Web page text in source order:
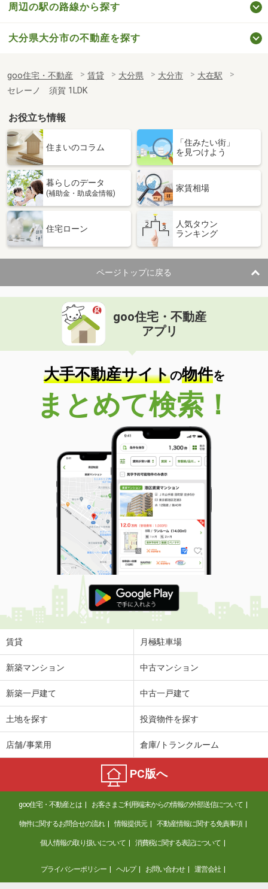
周辺の駅の路線から探す
大分県大分市の不動産を探す
goo住宅・不動産 賃貸 大分県 大分市
大在駅
セレーノ 須賀 1LDK
お役立ち情報
住まいのコラム
「住みたい街」
を見つけよう
暮らしのデータ
(補助金・助成金情報)
家賃相場
住宅ローン
人気タウン
ランキング
ページトップに戻る
goo住宅・不動産
アプリ
大手不動産サイトの物件を
まとめて検索！
賃貸 月極駐車場
新築マンション 中古マンション
新築一戸建て 中古一戸建て
土地を探す 投資物件を探す
店舗/事業用 倉庫/トランクルーム
PC版へ
goo住宅・不動産とは お客さまご利用端末からの情報の外部送信について
物件に関するお問合せの流れ 情報提供元 不動産情報に関する免責事項
個人情報の取り扱いについて 消費税に関する表記について
プライバシーポリシー ヘルプ お問い合わせ 運営会社